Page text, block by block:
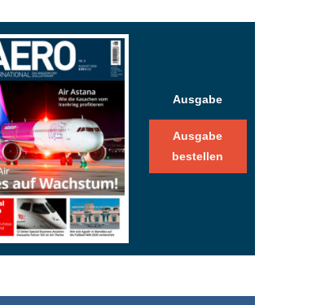
Ausgabe
Ausgabe
bestellen